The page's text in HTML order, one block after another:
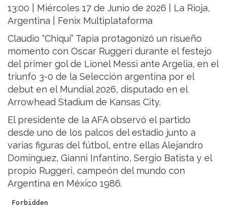
13:00 | Miércoles 17 de Junio de 2026 | La Rioja,
Argentina | Fenix Multiplataforma
Claudio “Chiqui” Tapia protagonizó un risueño
momento con Oscar Ruggeri durante el festejo
del primer gol de Lionel Messi ante Argelia, en el
triunfo 3-0 de la Selección argentina por el
debut en el Mundial 2026, disputado en el
Arrowhead Stadium de Kansas City.
El presidente de la AFA observó el partido
desde uno de los palcos del estadio junto a
varias figuras del fútbol, entre ellas Alejandro
Domínguez, Gianni Infantino, Sergio Batista y el
propio Ruggeri, campeón del mundo con
Argentina en México 1986.